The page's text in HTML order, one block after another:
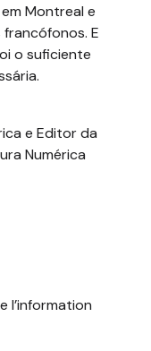
Montreal e
E
o suficiente
e Editor da
Numérica
l’information